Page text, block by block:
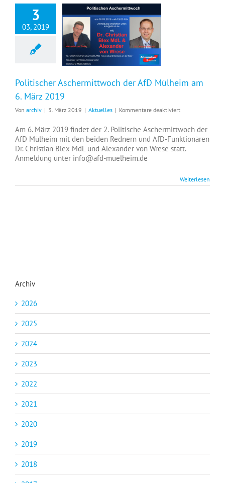
3
03, 2019
Politischer Aschermittwoch der AfD Mülheim am
6. März 2019
Von archiv | 3. März 2019 | Aktuelles | Kommentare deaktiviertfür
Aschermittwoch
der
AfD
März
Am 6. März 2019 findet der 2. Politische Aschermittwoch der
AfD Mülheim mit den beiden Rednern und AfD-Funktionären
Dr. Christian Blex MdL und Alexander von Wrese statt.
Anmeldung unter info@afd-muelheim.de
Weiterlesen
Archiv
2026
2025
2024
2023
2022
2021
2020
2019
2018